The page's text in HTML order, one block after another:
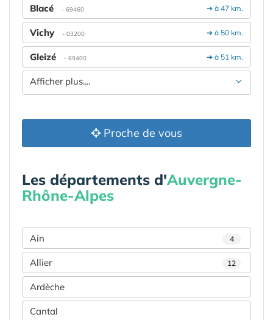
➔ à 47 km.
Blacé - 69460
➔ à 50 km.
Vichy - 03200
➔ à 51 km.
Gleizé - 69400
Afficher plus....
Proche de vous
Les départements d'Auvergne-
Rhône-Alpes
Ain 4
Allier 12
Ardèche
Cantal